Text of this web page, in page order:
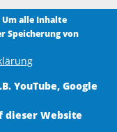
Uhr
Hauptstraße 5
alle Inhalte
Speicherung von
YouTube, Google
dieser Website